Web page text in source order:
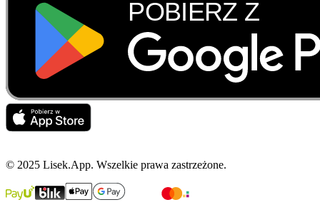
© 2025 Lisek.App. Wszelkie prawa zastrzeżone.